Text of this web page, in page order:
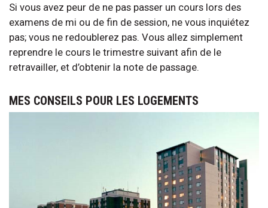
Si vous avez peur de ne pas passer un cours lors des
examens de mi ou de fin de session, ne vous inquiétez
pas; vous ne redoublerez pas. Vous allez simplement
reprendre le cours le trimestre suivant afin de le
retravailler, et d’obtenir la note de passage.
MES CONSEILS POUR LES LOGEMENTS